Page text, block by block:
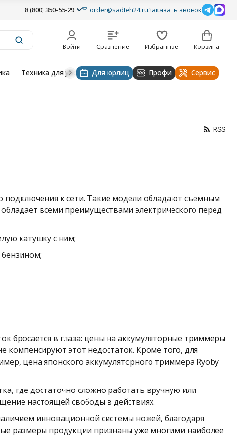
8 (800) 350-55-29 order@sadteh24.ruЗаказать звонок
Войти Сравнение Избранное Корзина
Техника для уборки Строительная техника
Для юрлиц Профи Сервис
RSS
к сети. Такие модели обладают съемным
всеми преимуществами электрического перед
катушку с ним;
бросается в глаза: цены на аккумуляторные триммеры
этот недостаток. Кроме того, для
цена японского аккумуляторного триммера Ryoby
где достаточно сложно работать вручную или
настоящей свободы в действиях.
инновационной системы ножей, благодаря
размеры продукции признаны уже многими наиболее